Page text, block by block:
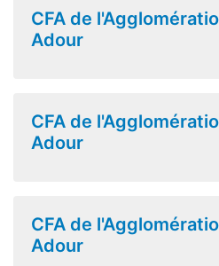
CFA de
Adour
CFA de
Adour
CFA de
Adour